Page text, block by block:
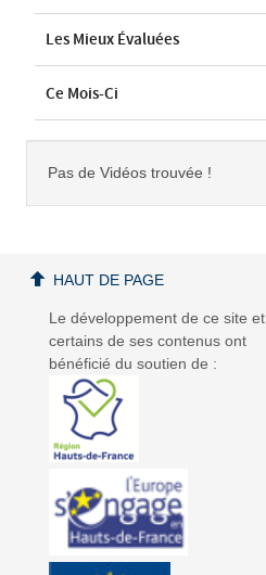
Les Mieux Évaluées
Ce Mois-Ci
Pas de Vidéos trouvée !
Le développement de ce site et
certains de ses contenus ont
bénéficié du soutien de :
HAUT DE PAGE